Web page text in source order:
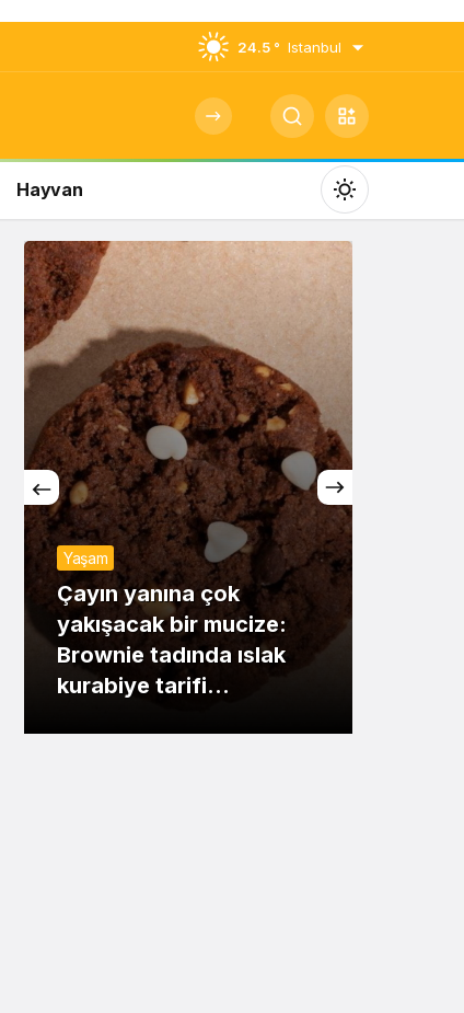
24.5 ° Istanbul
Hayvan
Mod
değiştir
Gündüz Modu
Gündüz modunu seçin.
Gece Modu
Gece modunu seçin.
Sistem Modu
Sistem modunu seçin.
Yaşam
Çayın yanına çok
yakışacak bir mucize:
Brownie tadında ıslak
kurabiye tarifi…